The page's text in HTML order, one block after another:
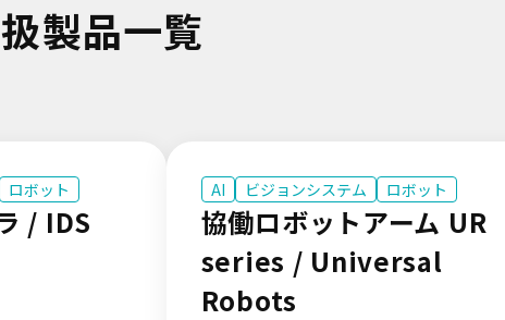
製品一覧
ロボット
/ IDS
AI ビジョンシステム ロボット
協働ロボットアーム UR
series / Universal
Robots